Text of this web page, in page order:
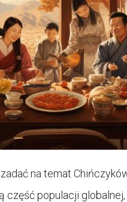
na temat
populacji